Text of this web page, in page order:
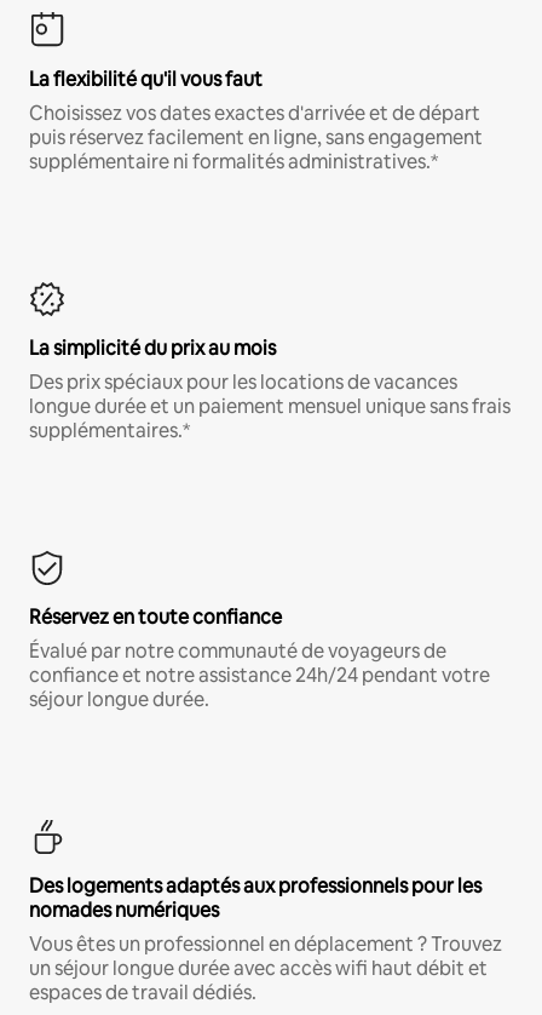
La flexibilité qu'il vous faut
Choisissez vos dates exactes d'arrivée et de départ
puis réservez facilement en ligne, sans engagement
supplémentaire ni formalités administratives.*
La simplicité du prix au mois
Des prix spéciaux pour les locations de vacances
longue durée et un paiement mensuel unique sans frais
supplémentaires.*
Réservez en toute confiance
Évalué par notre communauté de voyageurs de
confiance et notre assistance 24h/24 pendant votre
séjour longue durée.
Des logements adaptés aux professionnels pour les
nomades numériques
Vous êtes un professionnel en déplacement ? Trouvez
un séjour longue durée avec accès wifi haut débit et
espaces de travail dédiés.